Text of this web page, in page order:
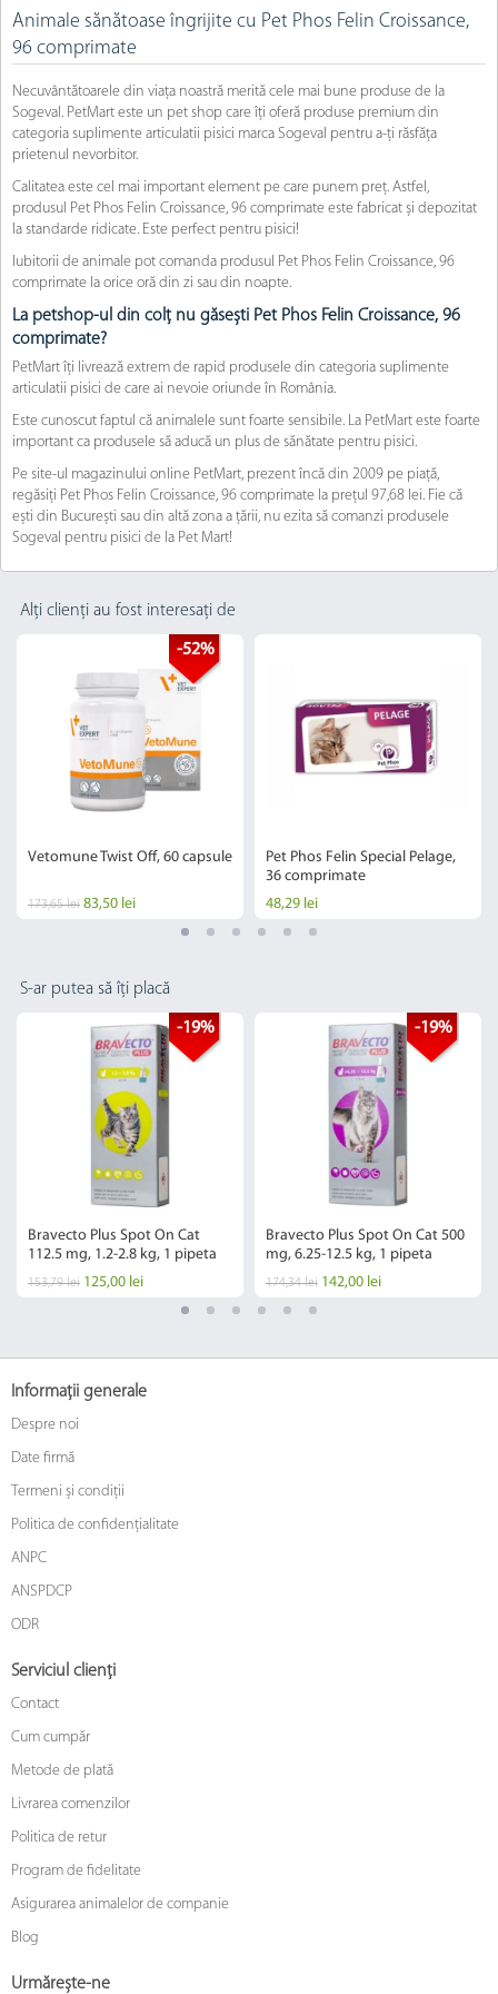
Animale sănătoase îngrijite cu Pet Phos Felin Croissance,
96 comprimate
Necuvântătoarele din viața noastră merită cele mai bune produse de la
Sogeval. PetMart este un pet shop care îți oferă produse premium din
categoria suplimente articulatii pisici marca Sogeval pentru a-ți răsfăța
prietenul nevorbitor.
Calitatea este cel mai important element pe care punem preț. Astfel,
produsul Pet Phos Felin Croissance, 96 comprimate este fabricat și depozitat
la standarde ridicate. Este perfect pentru pisici!
Iubitorii de animale pot comanda produsul Pet Phos Felin Croissance, 96
comprimate la orice oră din zi sau din noapte.
La petshop-ul din colț nu găsești Pet Phos Felin Croissance, 96
comprimate?
PetMart îți livrează extrem de rapid produsele din categoria suplimente
articulatii pisici de care ai nevoie oriunde în România.
Este cunoscut faptul că animalele sunt foarte sensibile. La PetMart este foarte
important ca produsele să aducă un plus de sănătate pentru pisici.
Pe site-ul magazinului online PetMart, prezent încă din 2009 pe piață,
regăsiți Pet Phos Felin Croissance, 96 comprimate la prețul 97,68 lei. Fie că
ești din București sau din altă zona a țării, nu ezita să comanzi produsele
Sogeval pentru pisici de la Pet Mart!
Alți clienți au fost interesați de
-52%
Vetomune Twist Off, 60 capsule
173,65 lei 83,50 lei
Pet Phos Felin Special Pelage,
36 comprimate
48,29 lei
S-ar putea să îți placă
-19%
Bravecto Plus Spot On Cat
112.5 mg, 1.2-2.8 kg, 1 pipeta
153,79 lei 125,00 lei
-19%
Bravecto Plus Spot On Cat 500
mg, 6.25-12.5 kg, 1 pipeta
174,34 lei 142,00 lei
Informații generale
Despre noi
Date firmă
Termeni și condiții
Politica de confidențialitate
ANPC
ANSPDCP
ODR
Serviciul clienți
Contact
Cum cumpăr
Metode de plată
Livrarea comenzilor
Politica de retur
Program de fidelitate
Asigurarea animalelor de companie
Blog
Urmărește-ne